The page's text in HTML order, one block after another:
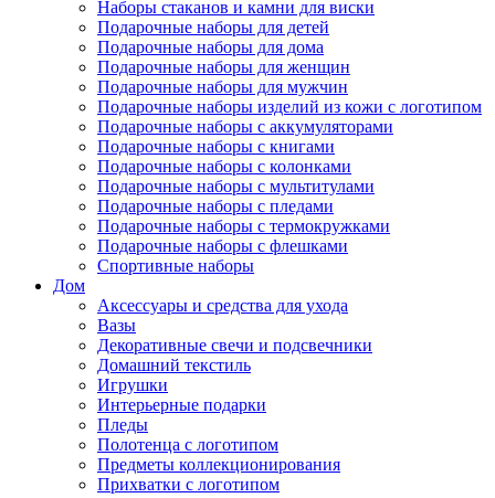
Наборы стаканов и камни для виски
Подарочные наборы для детей
Подарочные наборы для дома
Подарочные наборы для женщин
Подарочные наборы для мужчин
Подарочные наборы изделий из кожи с логотипом
Подарочные наборы с аккумуляторами
Подарочные наборы с книгами
Подарочные наборы с колонками
Подарочные наборы с мультитулами
Подарочные наборы с пледами
Подарочные наборы с термокружками
Подарочные наборы с флешками
Спортивные наборы
Дом
Аксессуары и средства для ухода
Вазы
Декоративные свечи и подсвечники
Домашний текстиль
Игрушки
Интерьерные подарки
Пледы
Полотенца с логотипом
Предметы коллекционирования
Прихватки с логотипом